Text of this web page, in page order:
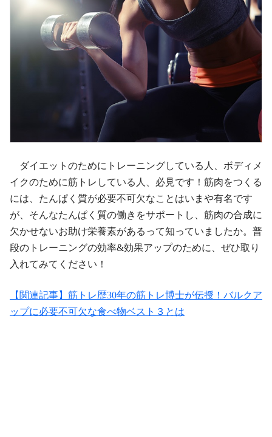
ダイエットのためにトレーニングしている人、ボディメ
イクのために筋トレしている人、必見です！筋肉をつくる
には、たんぱく質が必要不可欠なことはいまや有名です
が、そんなたんぱく質の働きをサポートし、筋肉の合成に
欠かせないお助け栄養素があるって知っていましたか。普
段のトレーニングの効率&効果アップのために、ぜひ取り
入れてみてください！
【関連記事】筋トレ歴30年の筋トレ博士が伝授！バルクア
ップに必要不可欠な食べ物ベスト３とは